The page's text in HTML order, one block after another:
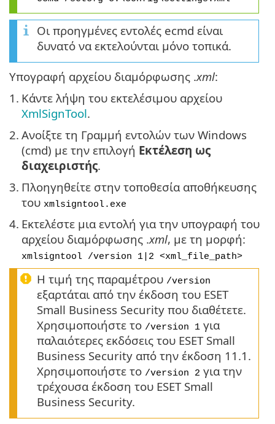
Οι προηγμένες εντολές ecmd είναι
δυνατό να εκτελούνται μόνο τοπικά.
Υπογραφή αρχείου διαμόρφωσης .xml:
1. Κάντε λήψη του εκτελέσιμου αρχείου
XmlSignTool.
2. Ανοίξτε τη Γραμμή εντολών των Windows
(cmd) με την επιλογή Εκτέλεση ως
διαχειριστής.
3. Πλοηγηθείτε στην τοποθεσία αποθήκευσης
του xmlsigntool.exe
4. Εκτελέστε μια εντολή για την υπογραφή του
αρχείου διαμόρφωσης .xml, με τη μορφή:
xmlsigntool /version 1|2 <xml_file_path>
Η τιμή της παραμέτρου /version
εξαρτάται από την έκδοση του ESET
Small Business Security που διαθέτετε.
Χρησιμοποιήστε το /version 1 για
παλαιότερες εκδόσεις του ESET Small
Business Security από την έκδοση 11.1.
Χρησιμοποιήστε το /version 2 για την
τρέχουσα έκδοση του ESET Small
Business Security.